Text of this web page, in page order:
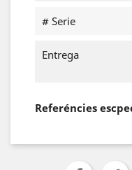
# Serie
Entrega
Referéncies